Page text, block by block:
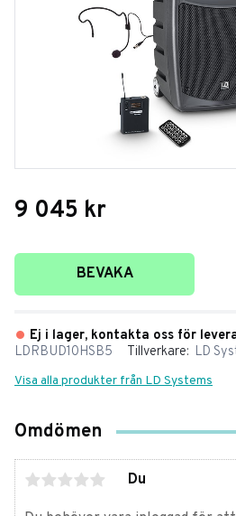
9 045 kr
Lägg till i favoriter
BEVAKA
Ej i lager, kontakta oss för
LDRBUD10HSB5
Tillverkare LD
Visa alla produkter från LD Systems
Omdömen
Du